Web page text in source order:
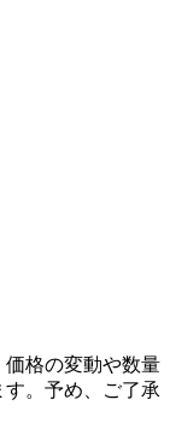
価格の変動や数量
。予め、ご了承